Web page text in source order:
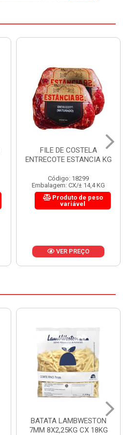
FILE DE COSTELA
ENTRECOTE ESTANCIA KG
Código: 18299
Embalagem: CX/± 14,4 KG
Produto de peso
variável
VER PREÇO
BATATA LAMBWESTON
7MM 8X2,25KG CX 18KG